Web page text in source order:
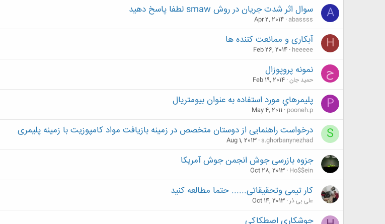
A سوال اثر شدت جریان در روش smaw لطفا پاسخ دهید
abassss
Apr 2, 2014
H آبکاری و ممانعت کننده ها
heeeee
Feb 26, 2014
ح نمونه پروپوزال
حمید جان Feb 19, 2014
P پليمرهاي مورد استفاده به عنوان بيومتريال
pooneh.p
May 4, 2011
S درخواست راهنمایی از دوستان متخصص در زمینه بازیافت مواد کامپوزیت با زمینه پلیمری
s.ghorbanynezhad
Aug 1, 2013
جزوه بازرسی جوش انجمن جوش آمریکا
Ho$$ein
Oct 28, 2013
کار تیمی وتحقیقاتی...... حتما مطالعه کنید
علی بی ذر Oct 14, 2013
جوشكاري اصطكاكي